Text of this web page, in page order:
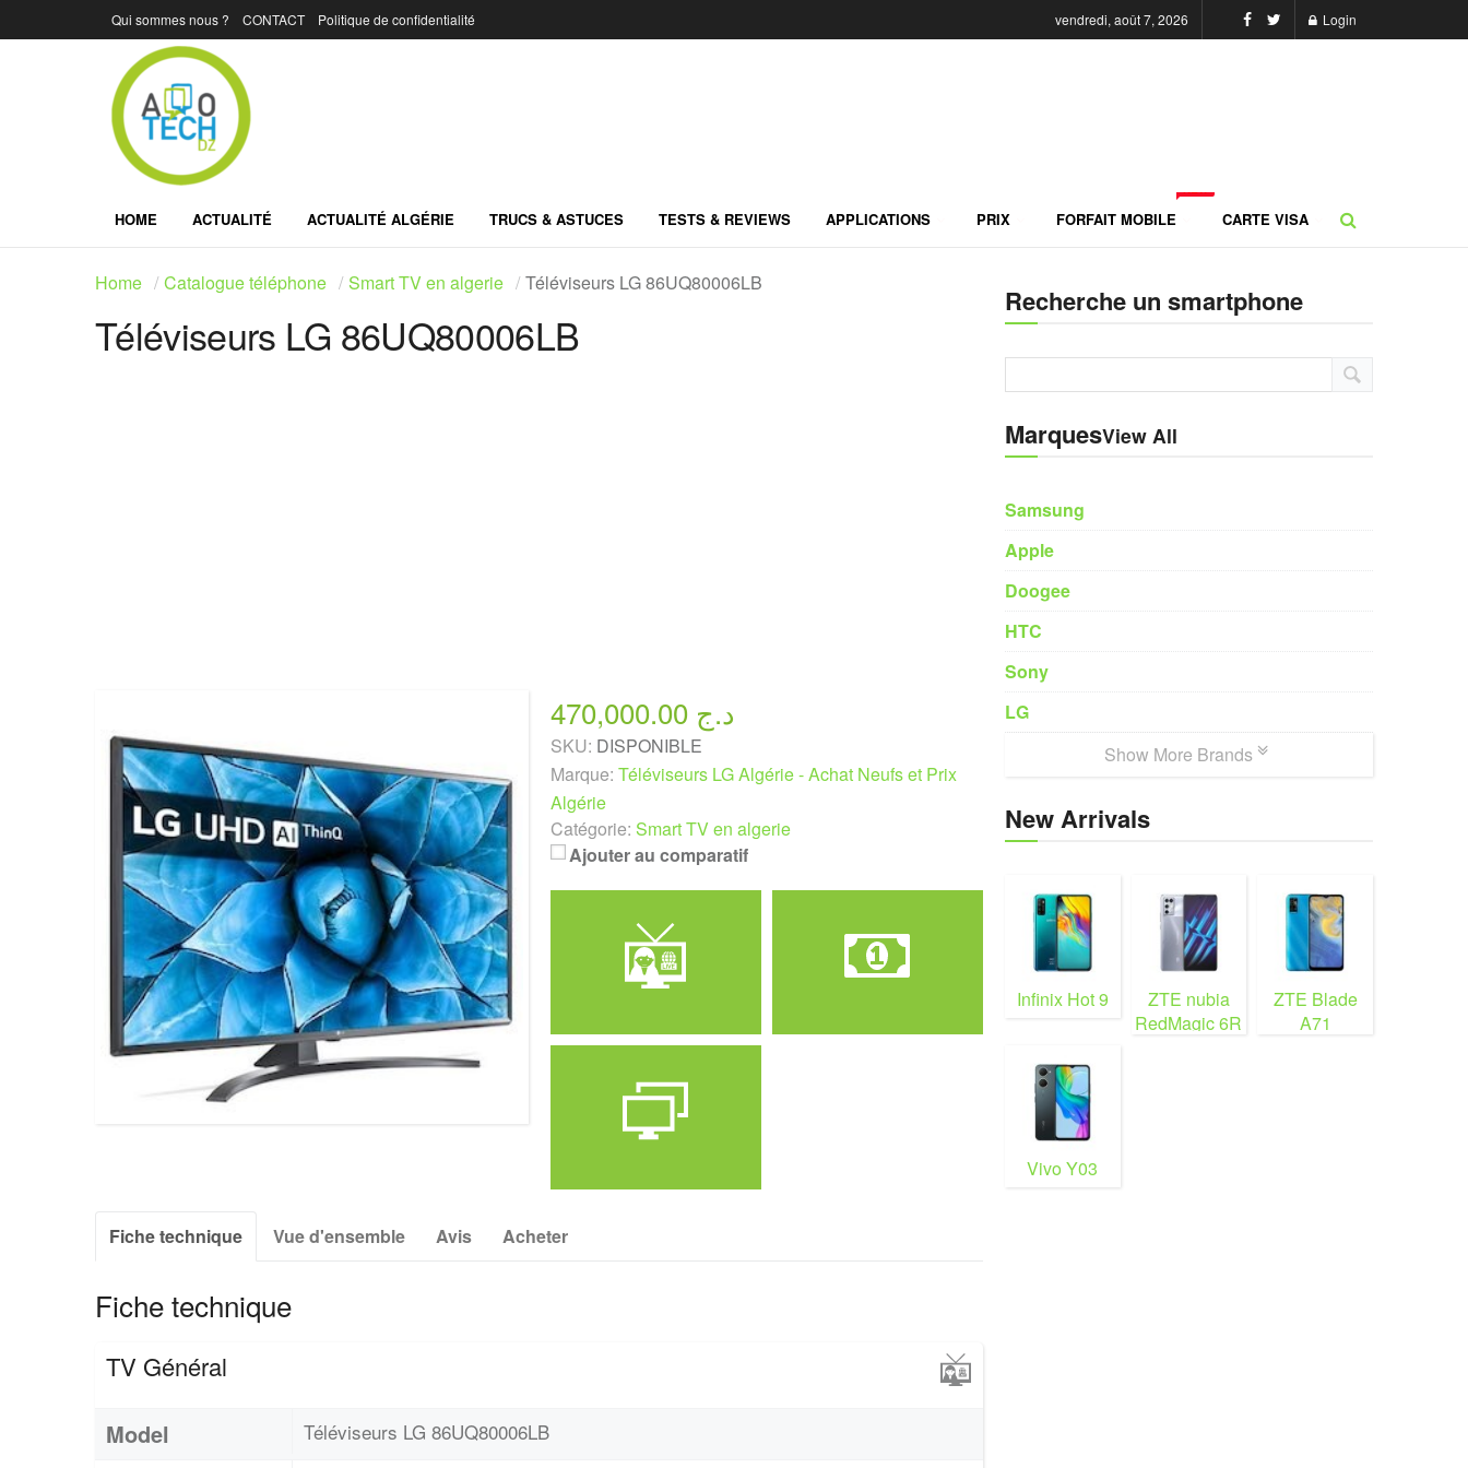
Qui sommes nous ? CONTACT Politique de confidentialité vendredi, août 7, 2026 Login
HOME ACTUALITÉ ACTUALITÉ ALGÉRIE TRUCS & ASTUCES TESTS & REVIEWS APPLICATIONS PRIX FORFAIT MOBILE CARTE VISA
Home Catalogue téléphone Smart TV en algerie Téléviseurs LG 86UQ80006LB
Téléviseurs LG 86UQ80006LB
470,000.00 د.ج
SKU: DISPONIBLE
Marque: Téléviseurs LG Algérie - Achat Neufs et Prix
Algérie
Catégorie: Smart TV en algerie
Ajouter au comparatif
Marque
Fiche technique Vue d'ensemble Avis Acheter
Fiche technique
TV Général
Model Téléviseurs LG 86UQ80006LB
Recherche un smartphone
MarquesView All
Samsung
Apple
Doogee
HTC
Sony
LG
Show More Brands
New Arrivals
Infinix Hot 9
ZTE nubia
RedMagic 6R
ZTE Blade
A71
Vivo Y03